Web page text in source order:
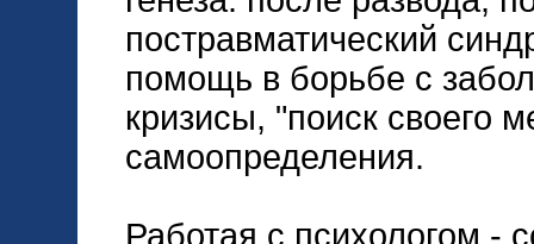
постравматический
помощь в борьбе с
кризисы, "поиск своего
самоопределения.
Работая с психологом -